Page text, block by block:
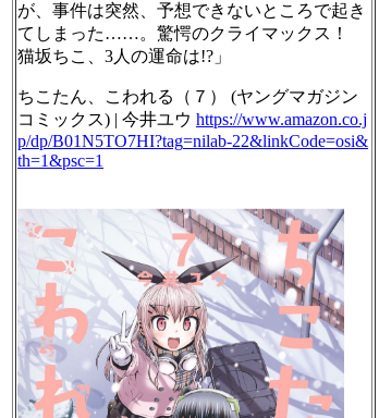
が、事件は突然、予想できないところで起き
てしまった……。驚愕のクライマックス！
猫坂ちこ、3人の運命は!?」
ちこたん、こわれる（７） (ヤングマガジン
コミックス) | 今井ユウ https://www.amazon.co.j
p/dp/B01N5TO7HI?tag=nilab-22&linkCode=osi&
th=1&psc=1